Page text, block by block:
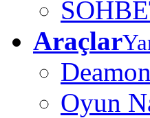
Araçlar
Oyun